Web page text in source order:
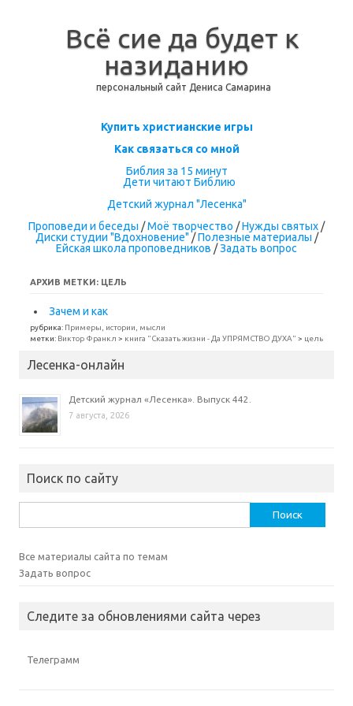
Всё сие да будет к
назиданию
персональный сайт Дениса Самарина
Перейти к содержимому
Купить христианские игры
Как связаться со мной
Библия за 15 минут
Дети читают Библию
Детский журнал "Лесенка"
Проповеди и беседы /Моё творчество /Нужды святых /
Диски студии "Вдохновение" /Полезные материалы /
Ейская школа проповедников /Задать вопрос
АРХИВ МЕТКИ: ЦЕЛЬ
Зачем и как
рубрика: Примеры, истории, мысли
метки: Виктор Франкл > книга "Сказать жизни - Да УПРЯМСТВО ДУХА" > цель
Лесенка-онлайн
Детский журнал «Лесенка». Выпуск 442.
7 августа, 2026
Поиск по сайту
Все материалы сайта по темам
Задать вопрос
Следите за обновлениями сайта через
Телеграмм